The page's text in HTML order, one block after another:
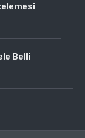
Belli